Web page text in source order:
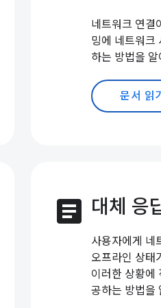
네트워크 연결
밍에 네트워크
하는 방법을
문서 읽기
article 대체 응
사용자에게 네
오프라인 상태
이러한 상황에
공하는 방법을